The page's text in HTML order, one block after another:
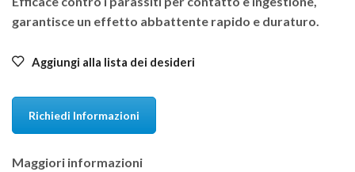
garantisce un effetto abbattente rapido e duraturo.
Aggiungi alla lista dei desideri
Richiedi Informazioni
Maggiori informazioni